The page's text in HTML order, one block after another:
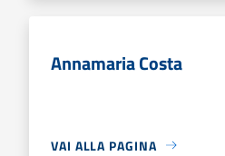
Annamaria Costa
VAI ALLA PAGINA